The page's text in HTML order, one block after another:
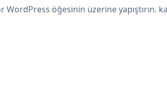
öğesinin üzerine yapıştırın.